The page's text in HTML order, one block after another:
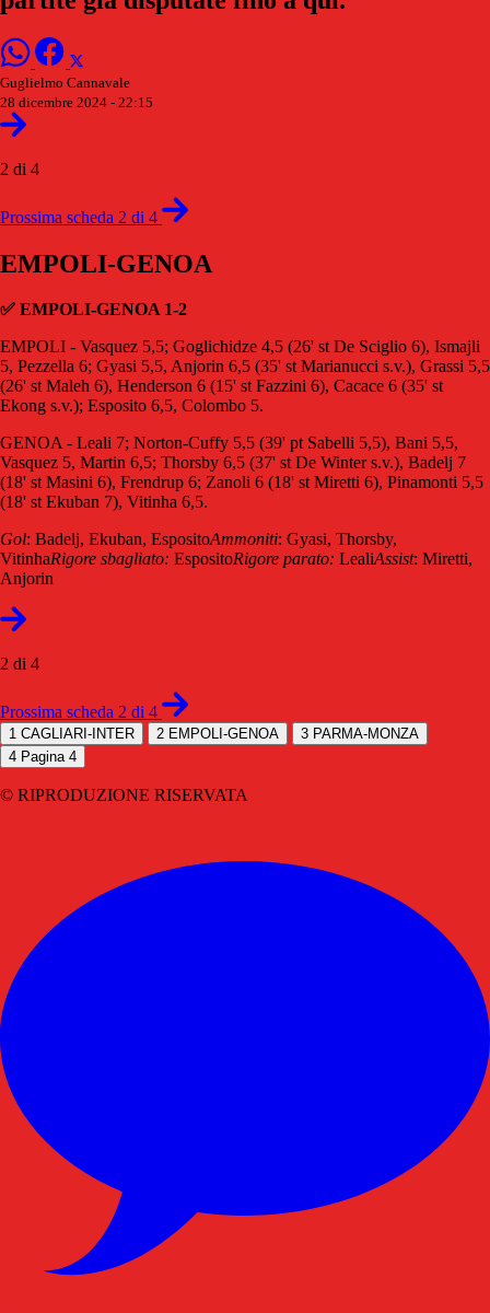
Guglielmo Cannavale
28 dicembre 2024 - 22:15
2 di 4
Prossima scheda 2 di 4
EMPOLI-GENOA
✅ EMPOLI-GENOA 1-2
EMPOLI - Vasquez 5,5; Goglichidze 4,5 (26' st De Sciglio 6), Ismajli
5, Pezzella 6; Gyasi 5,5, Anjorin 6,5 (35' st Marianucci s.v.), Grassi 5,5
(26' st Maleh 6), Henderson 6 (15' st Fazzini 6), Cacace 6 (35' st
Ekong s.v.); Esposito 6,5, Colombo 5.
GENOA - Leali 7; Norton-Cuffy 5,5 (39' pt Sabelli 5,5), Bani 5,5,
Vasquez 5, Martin 6,5; Thorsby 6,5 (37' st De Winter s.v.), Badelj 7
(18' st Masini 6), Frendrup 6; Zanoli 6 (18' st Miretti 6), Pinamonti 5,5
(18' st Ekuban 7), Vitinha 6,5.
Gol: Badelj, Ekuban, EspositoAmmoniti: Gyasi, Thorsby,
VitinhaRigore sbagliato: EspositoRigore parato: LealiAssist: Miretti,
Anjorin
2 di 4
Prossima scheda 2 di 4
1 CAGLIARI-INTER 2 EMPOLI-GENOA 3 PARMA-MONZA
4 Pagina 4
© RIPRODUZIONE RISERVATA